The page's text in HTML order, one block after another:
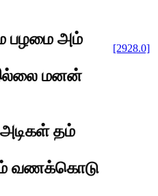
பழமை அம்
இல்லை மனன்
அடிகள் தம்
வணக்கொடு
[2928.0]